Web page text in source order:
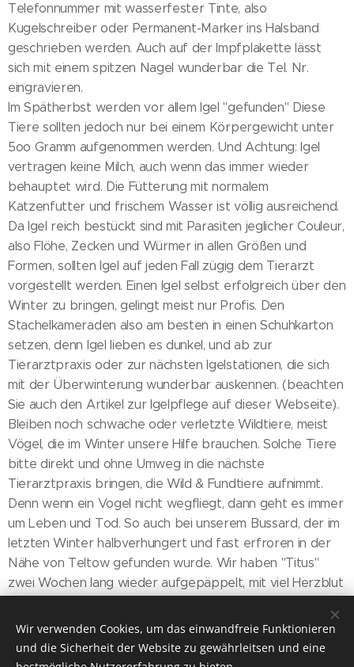
Telefonnummer mit wasserfester Tinte, also
Kugelschreiber oder Permanent-Marker ins Halsband
geschrieben werden. Auch auf der Impfplakette lässt
sich mit einem spitzen Nagel wunderbar die Tel. Nr.
eingravieren.
Im Spätherbst werden vor allem Igel "gefunden" Diese
Tiere sollten jedoch nur bei einem Körpergewicht unter
5oo Gramm aufgenommen werden. Und Achtung: Igel
vertragen keine Milch, auch wenn das immer wieder
behauptet wird. Die Fütterung mit normalem
Katzenfutter und frischem Wasser ist völlig ausreichend.
Da Igel reich bestückt sind mit Parasiten jeglicher Couleur,
also Flöhe, Zecken und Würmer in allen Größen und
Formen, sollten Igel auf jeden Fall zügig dem Tierarzt
vorgestellt werden. Einen Igel selbst erfolgreich über den
Winter zu bringen, gelingt meist nur Profis. Den
Stachelkameraden also am besten in einen Schuhkarton
setzen, denn Igel lieben es dunkel, und ab zur
Tierarztpraxis oder zur nächsten Igelstationen, die sich
mit der Überwinterung wunderbar auskennen. (beachten
Sie auch den Artikel zur Igelpflege auf dieser Webseite).
Bleiben noch schwache oder verletzte Wildtiere, meist
Vögel, die im Winter unsere Hilfe brauchen. Solche Tiere
bitte direkt und ohne Umweg in die nächste
Tierarztpraxis bringen, die Wild & Fundtiere aufnimmt.
Denn wenn ein Vogel nicht wegfliegt, dann geht es immer
um Leben und Tod. So auch bei unserem Bussard, der im
letzten Winter halbverhungert und fast erfroren in der
Nähe von Teltow gefunden wurde. Wir haben "Titus"
zwei Wochen lang wieder aufgepäppelt, mit viel Herzblut
Ihnen mit Rat und Tat sicherlich zur Seite stehen.
Wir verwenden Cookies, um das einwandfreie Funktionieren
und die Sicherheit der Website zu gewährleitsen und eine